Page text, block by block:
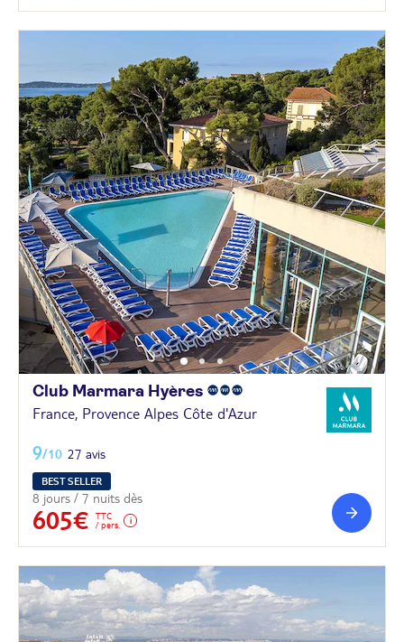
Club Marmara Hyères
France, Provence Alpes Côte d'Azur
9/10 27 avis
BEST SELLER
8 jours / 7 nuits dès
605€
TTC
/ pers.